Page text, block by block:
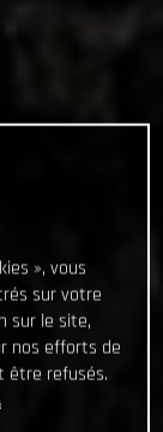
», vous
sur votre
sur le site,
nos efforts de
être refusés.